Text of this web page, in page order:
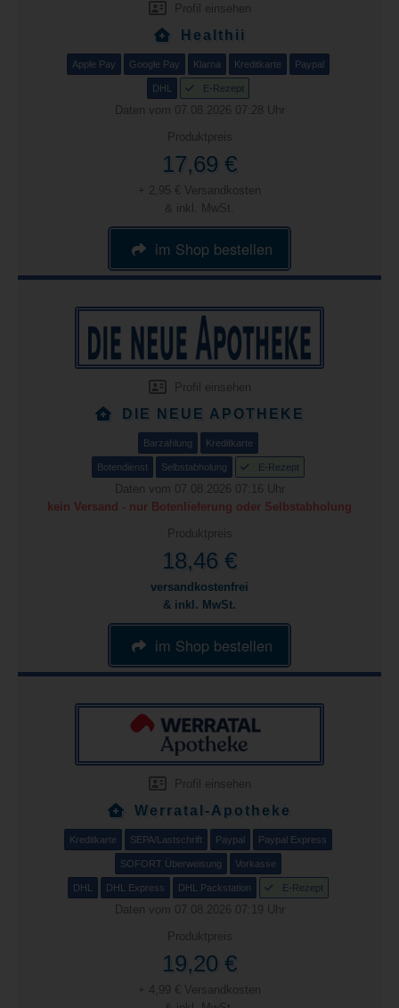
Profil einsehen
Healthii
Apple Pay Google Pay Klarna Kreditkarte Paypal
DHL E-Rezept
Daten vom 07.08.2026 07:28 Uhr
Produktpreis
17,69 €
+ 2,95 € Versandkosten
& inkl. MwSt.
im Shop bestellen
Profil einsehen
DIE NEUE APOTHEKE
Barzahlung Kreditkarte
Botendienst Selbstabholung E-Rezept
Daten vom 07.08.2026 07:16 Uhr
kein Versand - nur Botenlieferung oder Selbstabholung
Produktpreis
18,46 €
versandkostenfrei
& inkl. MwSt.
im Shop bestellen
Profil einsehen
Werratal-Apotheke
Kreditkarte SEPA/Lastschrift Paypal Paypal Express
SOFORT Überweisung Vorkasse
DHL DHL Express DHL Packstation E-Rezept
Daten vom 07.08.2026 07:19 Uhr
Produktpreis
19,20 €
+ 4,99 € Versandkosten